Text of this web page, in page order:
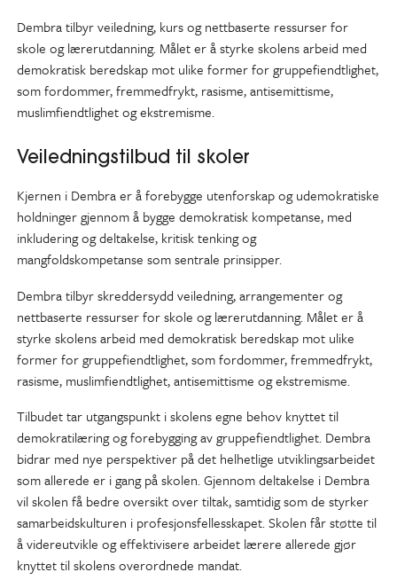
Dembra tilbyr veiledning, kurs og nettbaserte ressurser for
skole og lærerutdanning. Målet er å styrke skolens arbeid med
demokratisk beredskap mot ulike former for gruppefiendtlighet,
som fordommer, fremmedfrykt, rasisme, antisemittisme,
muslimfiendtlighet og ekstremisme.
Veiledningstilbud til skoler
Kjernen i Dembra er å forebygge utenforskap og udemokratiske
holdninger gjennom å bygge demokratisk kompetanse, med
inkludering og deltakelse, kritisk tenking og
mangfoldskompetanse som sentrale prinsipper.
Dembra tilbyr skreddersydd veiledning, arrangementer og
nettbaserte ressurser for skole og lærerutdanning. Målet er å
styrke skolens arbeid med demokratisk beredskap mot ulike
former for gruppefiendtlighet, som fordommer, fremmedfrykt,
rasisme, muslimfiendtlighet, antisemittisme og ekstremisme.
Tilbudet tar utgangspunkt i skolens egne behov knyttet til
demokratilæring og forebygging av gruppefiendtlighet. Dembra
bidrar med nye perspektiver på det helhetlige utviklingsarbeidet
som allerede er i gang på skolen. Gjennom deltakelse i Dembra
vil skolen få bedre oversikt over tiltak, samtidig som de styrker
samarbeidskulturen i profesjonsfellesskapet. Skolen får støtte til
å videreutvikle og effektivisere arbeidet lærere allerede gjør
knyttet til skolens overordnede mandat.